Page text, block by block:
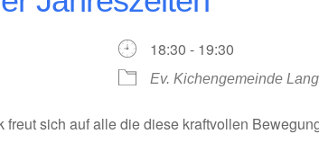
18:30 - 19:30
Ev. Kichengemeinde
sich auf alle die diese kraftvollen